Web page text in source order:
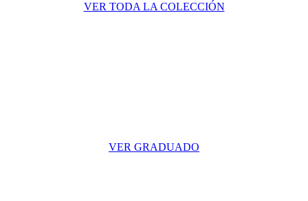
VER TODA LA COLE​​​​CCIÓN
VER GRADUADO